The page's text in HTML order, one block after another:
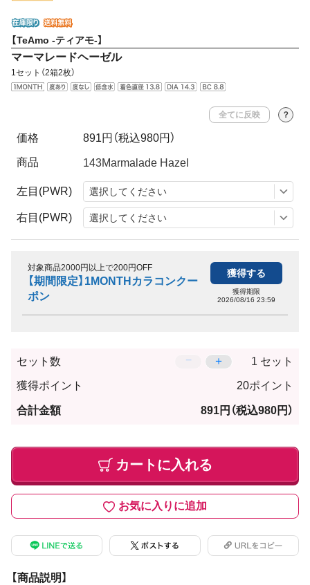
【TeAmo -ティアモ-】
マーマレードヘーゼル
1セット（2箱2枚）
全てに反映 ？
価格 891円 （税込980円）
商品
左目(PWR)
右目(PWR)
対象商品2000円以上で200円OFF
【期間限定】1MONTHカラコンクー
ポン
獲得する
獲得期限
2026/08/16 23:59
セット数 − ＋ セット
獲得ポイント 20ポイント
合計金額 891円 （税込980円）
カートに入れる
お気に入りに追加
【商品説明】